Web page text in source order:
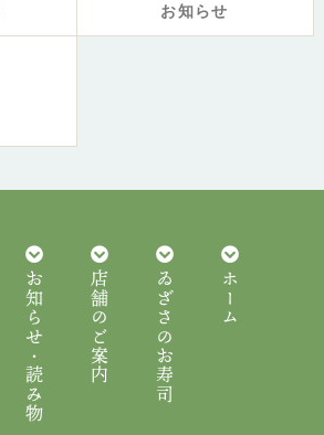
お知らせ
ホーム
ゐざさのお寿司
店舗のご案内
お知らせ・読み物